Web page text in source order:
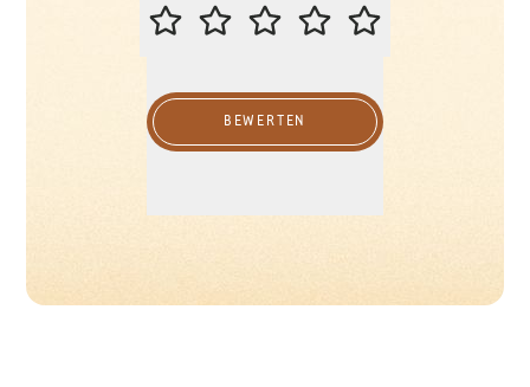
BITTE BEWERTEN SIE DIESES
BEWERTEN